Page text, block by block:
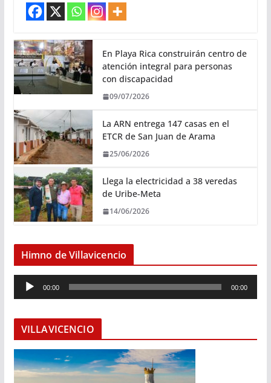
En Playa Rica construirán centro de
atención integral para personas
con discapacidad
09/07/2026
La ARN entrega 147 casas en el
ETCR de San Juan de Arama
25/06/2026
Llega la electricidad a 38 veredas
de Uribe-Meta
14/06/2026
Himno de Villavicencio
e
o
d
u
00:00 00:00
VILLAVICENCIO